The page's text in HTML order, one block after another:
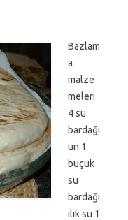
Bazlam
a
malze
meleri
4 su
bardağı
un 1
buçuk
su
bardağı
ılık su 1